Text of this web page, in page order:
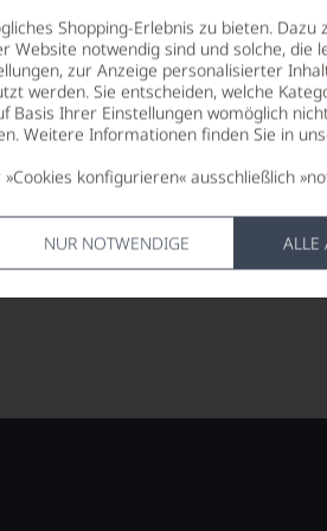
Shopping-Erlebnis zu bieten. Dazu
notwendig sind und solche, die
zur Anzeige personalisierter
werden. Sie entscheiden, welche
Basis Ihrer Einstellungen womöglich
Weitere Informationen finden Sie in
konfigurieren« ausschließlich
NUR NOTWENDIGE ALLE
*
/L
€
pro Flasche